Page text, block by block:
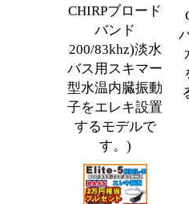
CHIRPブロード
バンド
200/83khz)淡水
バス用スキマー
型水温内臓振動
子をエレキ設置
するモデルで
す。)